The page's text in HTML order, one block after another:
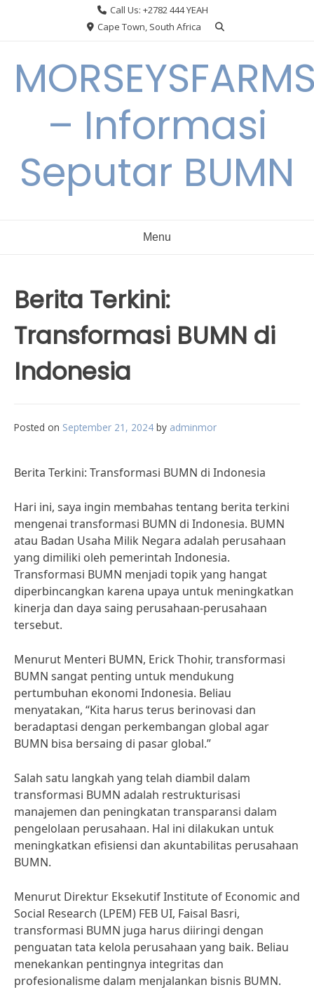
Call Us: +2782 444 YEAH
Cape Town, South Africa
– Informasi
Seputar BUMN
Menu
Berita Terkini:
Transformasi BUMN di
Indonesia
Posted on September 21, 2024 by adminmor
Berita Terkini: Transformasi BUMN di Indonesia
Hari ini, saya ingin membahas tentang berita terkini
mengenai transformasi BUMN di Indonesia. BUMN
atau Badan Usaha Milik Negara adalah perusahaan
yang dimiliki oleh pemerintah Indonesia.
Transformasi BUMN menjadi topik yang hangat
diperbincangkan karena upaya untuk meningkatkan
kinerja dan daya saing perusahaan-perusahaan
tersebut.
Menurut Menteri BUMN, Erick Thohir, transformasi
BUMN sangat penting untuk mendukung
pertumbuhan ekonomi Indonesia. Beliau
menyatakan, “Kita harus terus berinovasi dan
beradaptasi dengan perkembangan global agar
BUMN bisa bersaing di pasar global.”
Salah satu langkah yang telah diambil dalam
transformasi BUMN adalah restrukturisasi
manajemen dan peningkatan transparansi dalam
pengelolaan perusahaan. Hal ini dilakukan untuk
meningkatkan efisiensi dan akuntabilitas perusahaan
BUMN.
Menurut Direktur Eksekutif Institute of Economic and
Social Research (LPEM) FEB UI, Faisal Basri,
transformasi BUMN juga harus diiringi dengan
penguatan tata kelola perusahaan yang baik. Beliau
menekankan pentingnya integritas dan
profesionalisme dalam menjalankan bisnis BUMN.